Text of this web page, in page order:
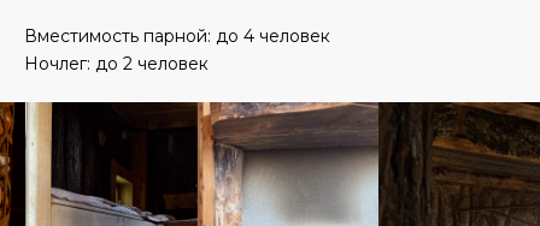
Вместимость парной: до 4 человек
Ночлег: до 2 человек